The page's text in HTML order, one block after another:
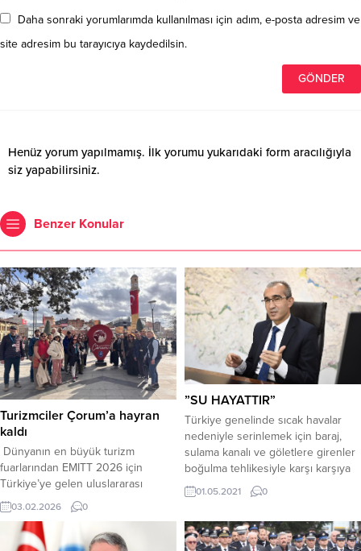
Daha sonraki yorumlarımda kullanılması için adım, e-posta adresim ve
site adresim bu tarayıcıya kaydedilsin.
Henüz yorum yapılmamış. İlk yorumu yukarıdaki form aracılığıyla
siz yapabilirsiniz.
Benzer Konular
Turizmciler Çorum’a hayran
kaldı
Dünyanın en büyük turizm
fuarlarından EMITT 2026 için
Türkiye’ye gelen uluslararası
seyahat acentelerinin temsilcileri
rotalarını Çorum’a çevirdi. Çorum
Belediyesi’nin “Kültür ve Turizm
Hamlesi” ile ayağa kaldırdığı tarihi
03.02.2026 0
”SU HAYATTIR”
Türkiye genelinde sıcak havalar
nedeniyle serinlemek için baraj,
sulama kanalı ve göletlere girenler
boğulma tehlikesiyle karşı karşıya
kalırken, Devlet Su İşleri Genel
Müdürlüğünden konuya ilişkin
Genel Müdürü Kaya Yıldız, yaptığı
01.05.2021 0